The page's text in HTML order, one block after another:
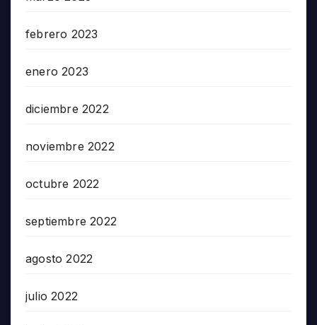
febrero 2023
enero 2023
diciembre 2022
noviembre 2022
octubre 2022
septiembre 2022
agosto 2022
julio 2022